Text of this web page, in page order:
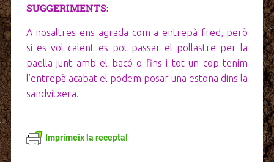
SUGGERIMENTS:
A nosaltres ens agrada com a entrepà fred, però
si es vol calent es pot passar el pollastre per la
paella junt amb el bacó o fins i tot un cop tenim
l’entrepà acabat el podem posar una estona dins la
sandvitxera.
Imprimeix la recepta!